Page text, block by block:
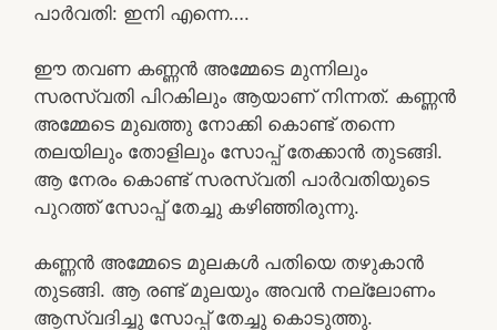
പാർവതി: ഇനി എന്നെ….
ഈ തവണ കണ്ണൻ അമ്മേടെ മുന്നിലും
സരസ്വതി പിറകിലും ആയാണ് നിന്നത്. കണ്ണൻ
അമ്മേടെ മുഖത്തു നോക്കി കൊണ്ട് തന്നെ
തലയിലും തോളിലും സോപ്പ് തേക്കാൻ തുടങ്ങി.
ആ നേരം കൊണ്ട് സരസ്വതി പാർവതിയുടെ
പുറത്ത് സോപ്പ് തേച്ചു കഴിഞ്ഞിരുന്നു.
കണ്ണൻ അമ്മേടെ മുലകൾ പതിയെ തഴുകാൻ
തുടങ്ങി. ആ രണ്ട് മുലയും അവൻ നല്ലോണം
ആസ്വദിച്ചു സോപ്പ് തേച്ചു കൊടുത്തു.